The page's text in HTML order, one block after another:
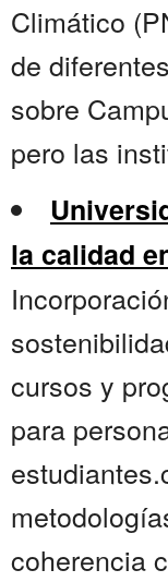
Climático
de
sobre
pero las
la calidad
cursos y
para
coherencia